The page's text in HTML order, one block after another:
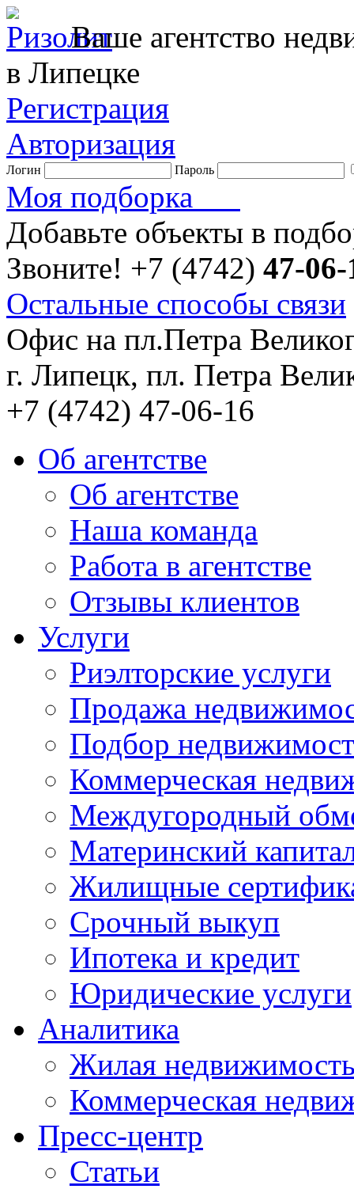
Ваше агентство
в Липецке
Регистрация
Авторизация
Логин Пароль
Моя подборка
Добавьте объекты в
Звоните! +7 (4742) 47-06-
Остальные способы связи
Офис на пл.Петра
г. Липецк, пл. Петра
+7 (4742) 47-06-16
Об агентстве
Об агентстве
Наша команда
Работа в агентстве
Отзывы клиентов
Услуги
Риэлторские услуги
Продажа
Подбор
Коммерческая
Междугородный
Материнский
Жилищные
Срочный выкуп
Ипотека и кредит
Юридические услуги
Аналитика
Жилая
Коммерческая
Пресс-центр
Статьи